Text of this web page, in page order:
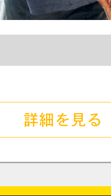
詳細を見る